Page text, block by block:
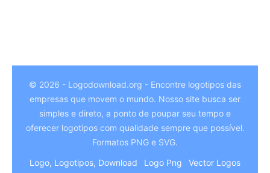
© 2026 - Logodownload.org - Encontre logotipos das
empresas que movem o mundo. Nosso site busca ser
simples e direto, a ponto de poupar seu tempo e
oferecer logotipos com qualidade sempre que possível.
Formatos PNG e SVG.
Logo, Logotipos, Download
Logo Png
Vector Logos
Italian
Hindi
German